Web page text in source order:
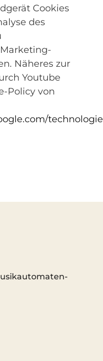
Cookies
des
Näheres zur
Youtube
Policy von